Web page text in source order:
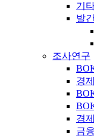
기
발
조사연구
경
경
금